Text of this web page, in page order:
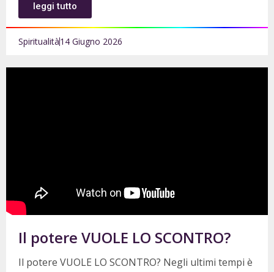
leggi tutto
Spiritualità14 Giugno 2026
Il potere VUOLE LO SCONTRO?
Il potere VUOLE LO SCONTRO? Negli ultimi tempi è